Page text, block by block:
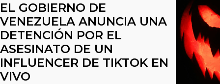
EL GOBIERNO DE
VENEZUELA ANUNCIA UNA
DETENCIÓN POR EL
ASESINATO DE UN
INFLUENCER DE TIKTOK EN
VIVO